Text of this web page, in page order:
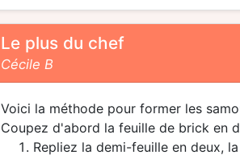
Le plus du chef
Cécile B
Voici la méthode pour former les
Coupez d'abord la feuille de brick en
Repliez la demi-feuille en deux,